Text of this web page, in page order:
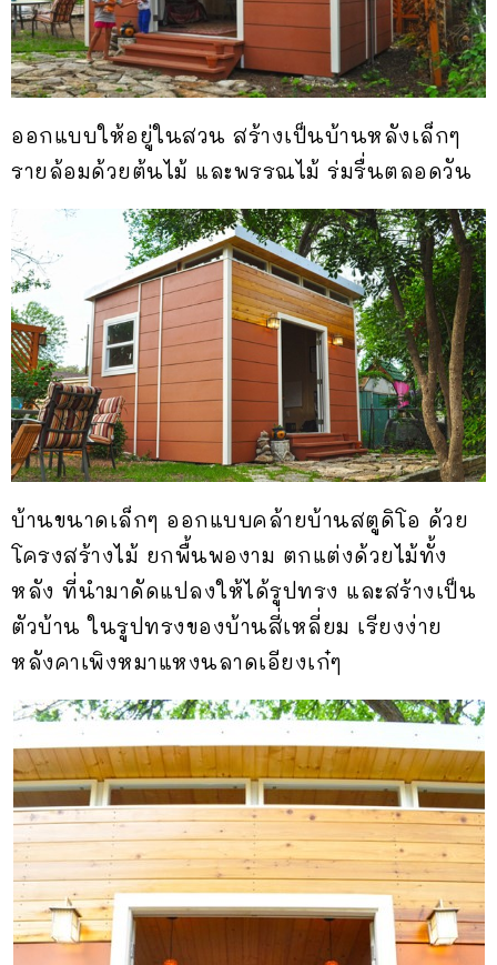
ออกแบบให้อยู่ในสวน สร้างเป็นบ้านหลังเล็กๆ
รายล้อมด้วยต้นไม้ และพรรณไม้ ร่มรื่นตลอดวัน
บ้านขนาดเล็กๆ ออกแบบคล้ายบ้านสตูดิโอ ด้วย
โครงสร้างไม้ ยกพื้นพองาม ตกแต่งด้วยไม้ทั้ง
หลัง ที่นำมาดัดแปลงให้ได้รูปทรง และสร้างเป็น
ตัวบ้าน ในรูปทรงของบ้านสี่เหลี่ยม เรียงง่าย
หลังคาเพิงหมาแหงนลาดเอียงเก๋ๆ